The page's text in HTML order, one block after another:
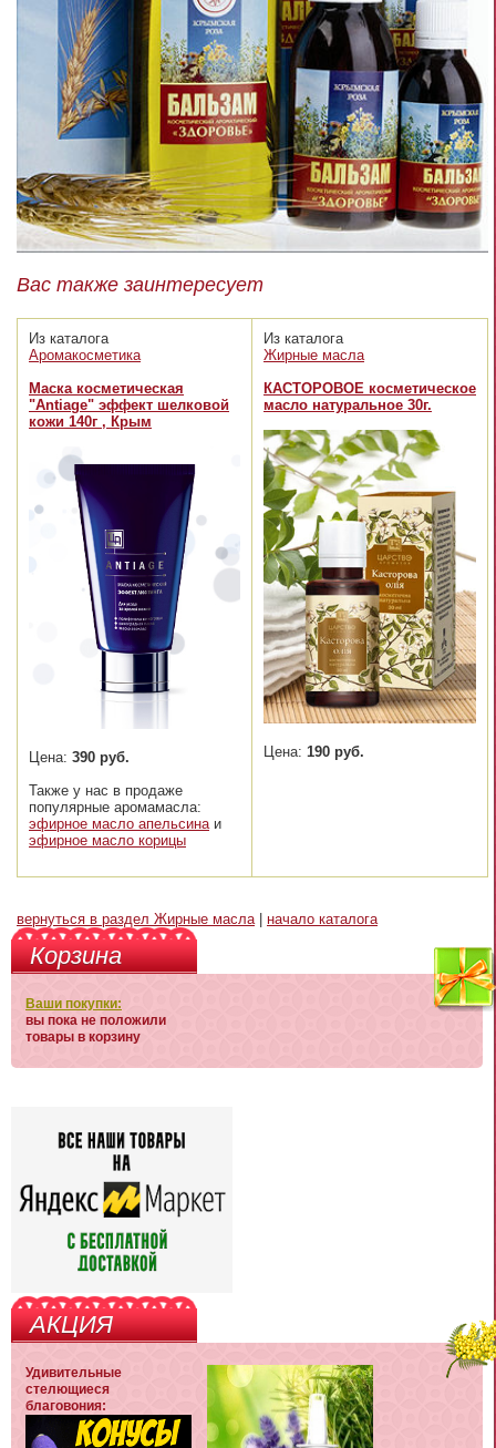
Вас также заинтересует
Из каталога
Аромакосметика
Маска косметическая
"Antiage" эффект шелковой
кожи 140г , Крым
Цена: 390 руб.
Также у нас в продаже
популярные аромамасла:
эфирное масло апельсинаи
эфирное масло корицы
Из каталога
Жирные масла
КАСТОРОВОЕ косметическое
масло натуральное 30г.
Цена: 190 руб.
вернуться в раздел Жирные масла| начало каталога
Корзина
Ваши покупки:
вы пока не положили
товары в корзину
АКЦИЯ
Удивительные
стелющиеся
благовония: